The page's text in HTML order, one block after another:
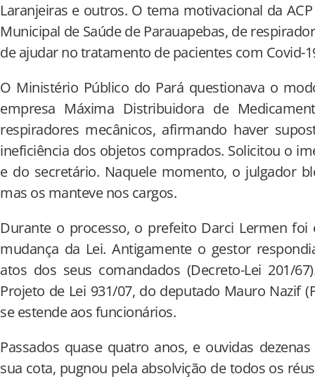
Laranjeiras e outros. O tema motivacional da
Municipal de Saúde de Parauapebas, de
de ajudar no tratamento de pacientes com Covid-
O Ministério Público do Pará questionava o
empresa Máxima Distribuidora de
respiradores mecânicos, afirmando haver
ineficiência dos objetos comprados. Solicitou o
e do secretário. Naquele momento, o julgador
mas os manteve nos cargos.
Durante o processo, o prefeito Darci Lermen
mudança da Lei. Antigamente o gestor
atos dos seus comandados (Decreto-Lei 201/
Projeto de Lei 931/07, do deputado Mauro Nazif
se estende aos funcionários.
Passados quase quatro anos, e ouvidas
sua cota, pugnou pela absolvição de todos os